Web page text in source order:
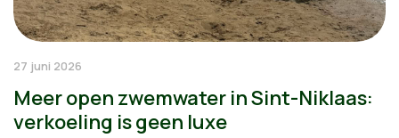
27 juni 2026
Meer open zwemwater in Sint-Niklaas:
verkoeling is geen luxe